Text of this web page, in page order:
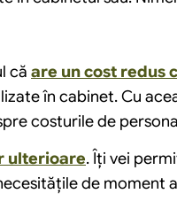
că are un cost redus
în cabinet. Cu
costurile de
ulterioare. Îți vei
de moment